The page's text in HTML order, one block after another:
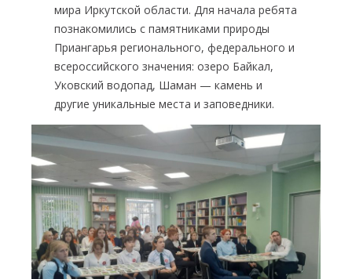
мира Иркутской области. Для начала ребята
познакомились с памятниками природы
Приангарья регионального, федерального и
всероссийского значения: озеро Байкал,
Уковский водопад, Шаман — камень и
другие уникальные места и заповедники.